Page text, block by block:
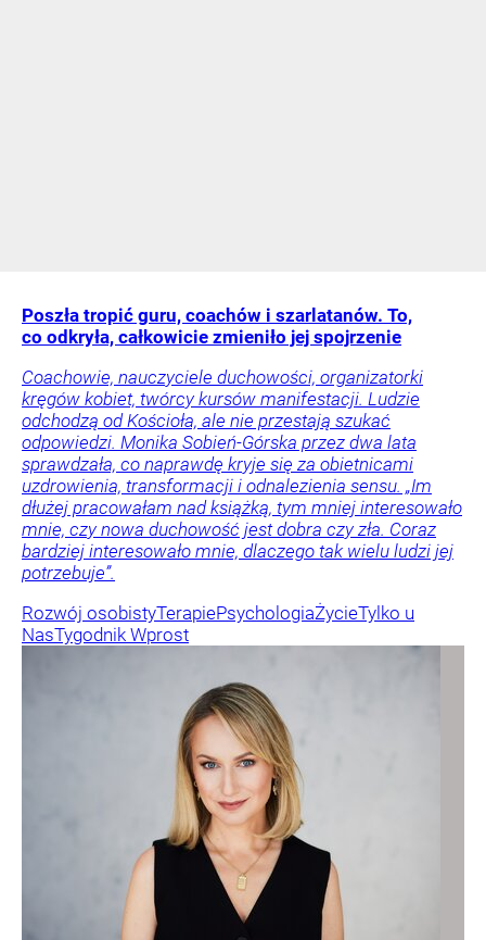
Poszła tropić guru, coachów i szarlatanów. To,
co odkryła, całkowicie zmieniło jej spojrzenie
Coachowie, nauczyciele duchowości, organizatorki
kręgów kobiet, twórcy kursów manifestacji. Ludzie
odchodzą od Kościoła, ale nie przestają szukać
odpowiedzi. Monika Sobień-Górska przez dwa lata
sprawdzała, co naprawdę kryje się za obietnicami
uzdrowienia, transformacji i odnalezienia sensu. „Im
dłużej pracowałam nad książką, tym mniej interesowało
mnie, czy nowa duchowość jest dobra czy zła. Coraz
bardziej interesowało mnie, dlaczego tak wielu ludzi jej
potrzebuje”.
Rozwój osobistyTerapiePsychologiaŻycieTylko u
NasTygodnik Wprost